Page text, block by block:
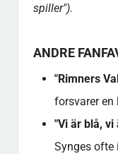
spiller").
ANDRE
"Rimners
forsvarer en
"Vi är blå, vi
Synges ofte